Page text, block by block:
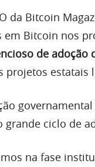
da Bitcoin
em Bitcoin nos
de adoção
projetos estatais
grande ciclo de
na fase